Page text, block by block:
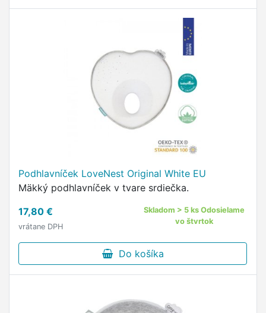
Podhlavníček LoveNest Original White EU
Mäkký podhlavníček v tvare srdiečka.
17,80 €
vrátane DPH
Skladom > 5 ks Odosielame
vo štvrtok
Do košíka